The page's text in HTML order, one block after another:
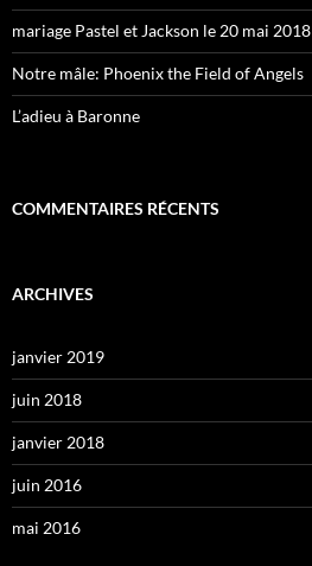
mariage Pastel et Jackson le 20 mai 2018
Notre mâle: Phoenix the Field of Angels
L’adieu à Baronne
COMMENTAIRES RÉCENTS
ARCHIVES
janvier 2019
juin 2018
janvier 2018
juin 2016
mai 2016